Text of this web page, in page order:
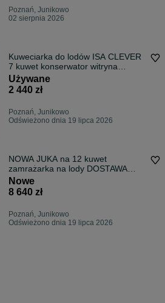
Poznań, Junikowo
02 sierpnia 2026
Kuweciarka do lodów ISA CLEVER
7 kuwet konserwator witryna
DOSTAWA Kraj ! GWARANCJA !
zamrażarka na lody Kuwety
Używane
2 440 zł
Poznań, Junikowo
Odświeżono dnia 19 lipca 2026
NOWA JUKA na 12 kuwet
zamrażarka na lody DOSTAWA
konserwator kuweciarka
dystrybutor do lodów gałkowych
Nowe
8 640 zł
Poznań, Junikowo
Odświeżono dnia 19 lipca 2026